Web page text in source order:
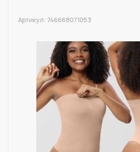
Артикул: 746668071053